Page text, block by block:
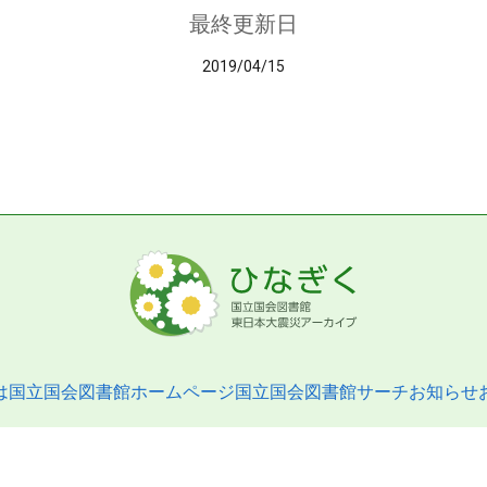
最終更新日
2019/04/15
国立国会図書館ホームページ国立国会図書館サーチお知らせ